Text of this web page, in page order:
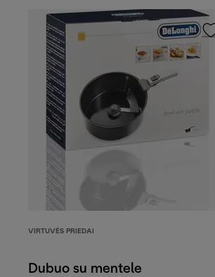
VIRTUVĖS PRIEDAI
Dubuo su mentele